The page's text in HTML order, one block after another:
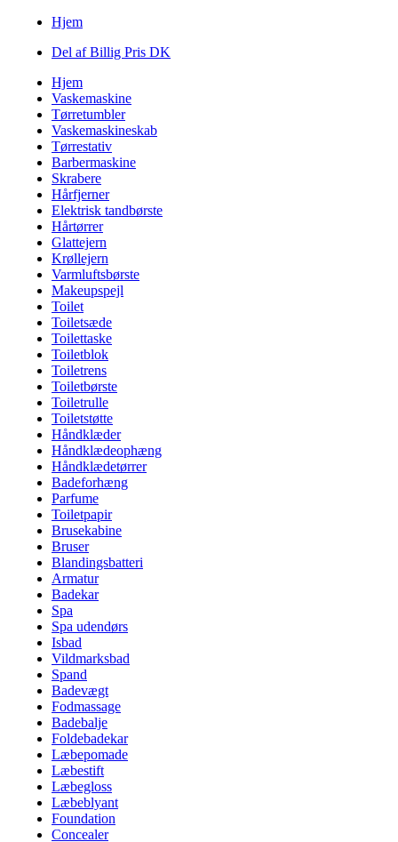
Hjem
Del af Billig Pris DK
Hjem
Vaskemaskine
Tørretumbler
Vaskemaskineskab
Tørrestativ
Barbermaskine
Skrabere
Hårfjerner
Elektrisk tandbørste
Hårtørrer
Glattejern
Krøllejern
Varmluftsbørste
Makeupspejl
Toilet
Toiletsæde
Toilettaske
Toiletblok
Toiletrens
Toiletbørste
Toiletrulle
Toiletstøtte
Håndklæder
Håndklædeophæng
Håndklædetørrer
Badeforhæng
Parfume
Toiletpapir
Brusekabine
Bruser
Blandingsbatteri
Armatur
Badekar
Spa
Spa udendørs
Isbad
Vildmarksbad
Spand
Badevægt
Fodmassage
Badebalje
Foldebadekar
Læbepomade
Læbestift
Læbegloss
Læbeblyant
Foundation
Concealer